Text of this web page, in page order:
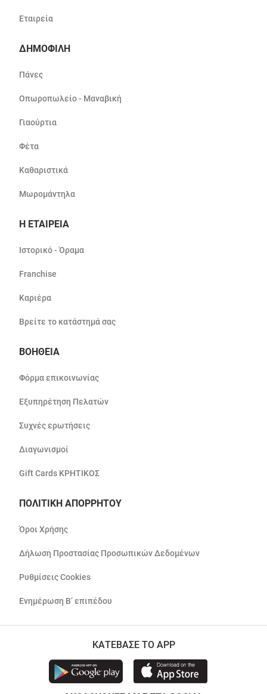
Εταιρεία
ΔΗΜΟΦΙΛΗ
Πάνες
Οπωροπωλείο - Μαναβική
Γιαούρτια
Φέτα
Καθαριστικά
Μωρομάντηλα
Η ΕΤΑΙΡΕΙΑ
Ιστορικό - Όραμα
Franchise
Καριέρα
Βρείτε το κατάστημά σας
ΒΟΗΘΕΙΑ
Φόρμα επικοινωνίας
Εξυπηρέτηση Πελατών
Συχνές ερωτήσεις
Διαγωνισμοί
Gift Cards ΚΡΗΤΙΚΟΣ
ΠΟΛΙΤΙΚΗ ΑΠΟΡΡΗΤΟΥ
Όροι Χρήσης
Δήλωση Προστασίας Προσωπικών Δεδομένων
Ρυθμίσεις Cookies
Ενημέρωση Β’ επιπέδου
ΚΑΤΕΒΑΣΕ ΤΟ APP